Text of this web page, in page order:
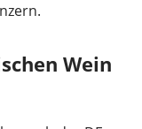
Wein